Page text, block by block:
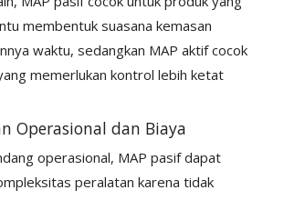
membentuk suasana kemasan
waktu, sedangkan MAP aktif cocok
memerlukan kontrol lebih ketat
Operasional dan Biaya
operasional, MAP pasif dapat
peralatan karena tidak